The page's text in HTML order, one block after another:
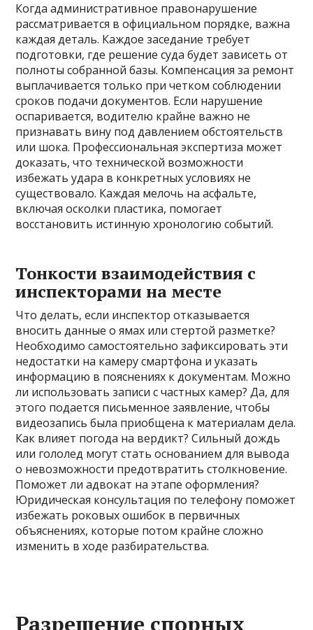
Когда административное правонарушение
рассматривается в официальном порядке, важна
каждая деталь. Каждое заседание требует
подготовки, где решение суда будет зависеть от
полноты собранной базы. Компенсация за ремонт
выплачивается только при четком соблюдении
сроков подачи документов. Если нарушение
оспаривается, водителю крайне важно не
признавать вину под давлением обстоятельств
или шока. Профессиональная экспертиза может
доказать, что технической возможности
избежать удара в конкретных условиях не
существовало. Каждая мелочь на асфальте,
включая осколки пластика, помогает
восстановить истинную хронологию событий.
Тонкости взаимодействия с
инспекторами на месте
Что делать, если инспектор отказывается
вносить данные о ямах или стертой разметке?
Необходимо самостоятельно зафиксировать эти
недостатки на камеру смартфона и указать
информацию в пояснениях к документам. Можно
ли использовать записи с частных камер? Да, для
этого подается письменное заявление, чтобы
видеозапись была приобщена к материалам дела.
Как влияет погода на вердикт? Сильный дождь
или гололед могут стать основанием для вывода
о невозможности предотвратить столкновение.
Поможет ли адвокат на этапе оформления?
Юридическая консультация по телефону поможет
избежать роковых ошибок в первичных
объяснениях, которые потом крайне сложно
изменить в ходе разбирательства.
Разрешение спорных